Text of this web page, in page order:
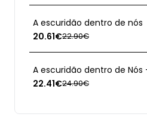
A escuridão dentro de nós
20.61€22.90€
A escuridão dentro de Nós
22.41€24.90€